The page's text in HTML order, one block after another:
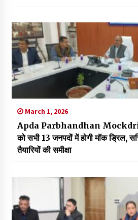
March 1, 2026
Apda Parbhandhan
को सभी 13 जनपदों में होगी मॉक ड्रिल,
तैयारियों की समीक्षा